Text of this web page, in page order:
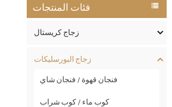
فئات المنتجات
زجاج كريستال
زجاج البورسليكات
فنجان قهوة / فنجان شاي
كوب ماء / كوب شراب